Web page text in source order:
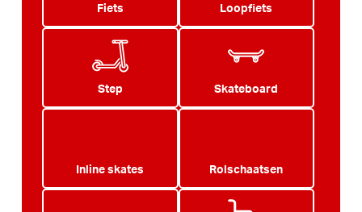
Fiets Loopfiets
Step Skateboard
Inline skates Rolschaatsen